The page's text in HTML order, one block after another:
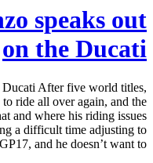
speaks out
on the Ducati
After five world titles,
ride all over again, and the
and where his riding issues
a difficult time adjusting to
and he doesn’t want to […]